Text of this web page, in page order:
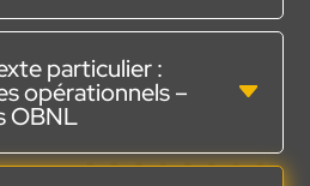
particulier :
opérationnels –
OBNL